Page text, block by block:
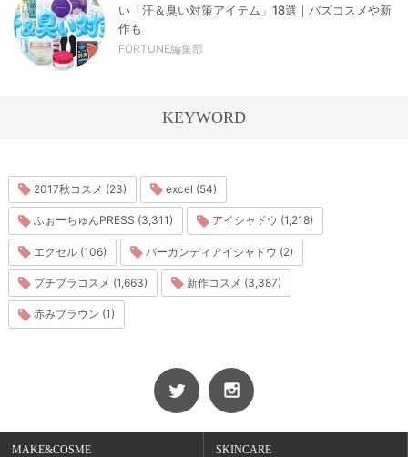
い「汗＆臭い対策アイテム」18選｜バズコスメや新
作も
FORTUNE編集部
KEYWORD
2017秋コスメ (23) excel (54)
ふぉーちゅんPRESS (3,311) アイシャドウ (1,218)
エクセル (106) バーガンディアイシャドウ (2)
プチプラコスメ (1,663) 新作コスメ (3,387)
赤みブラウン (1)
MAKE&COSME SKINCARE